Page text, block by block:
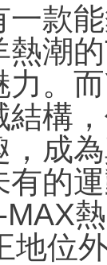
款
熱潮
。
構
成
的
地位